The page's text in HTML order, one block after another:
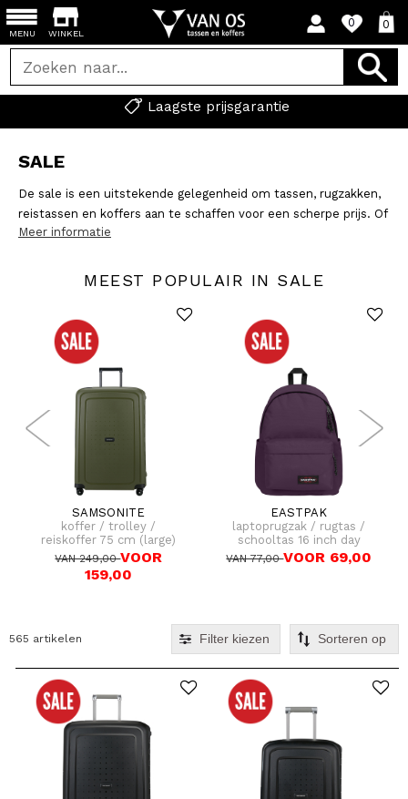
WINKEL
0 0
Laagste prijsgarantie
MENU
SALE
De sale is een uitstekende gelegenheid om tassen, rugzakken,
reistassen en koffers aan te schaffen voor een scherpe prijs. Of
je nu een nieuwe rugzak nodig hebt voor school, een stijlvolle
vakantie, er zijn volop aanbiedingen te vinden Bekijk alle
Meer informatie
MEEST POPULAIR IN SALE
SAMSONITE
koffer / trolley /
reiskoffer 75 cm (large)
s'cure
VAN 249,00VOOR
159,00
EASTPAK
laptoprugzak / rugtas /
schooltas 16 inch day
office
VAN 77,00VOOR 69,00
565 artikelen Filter kiezen